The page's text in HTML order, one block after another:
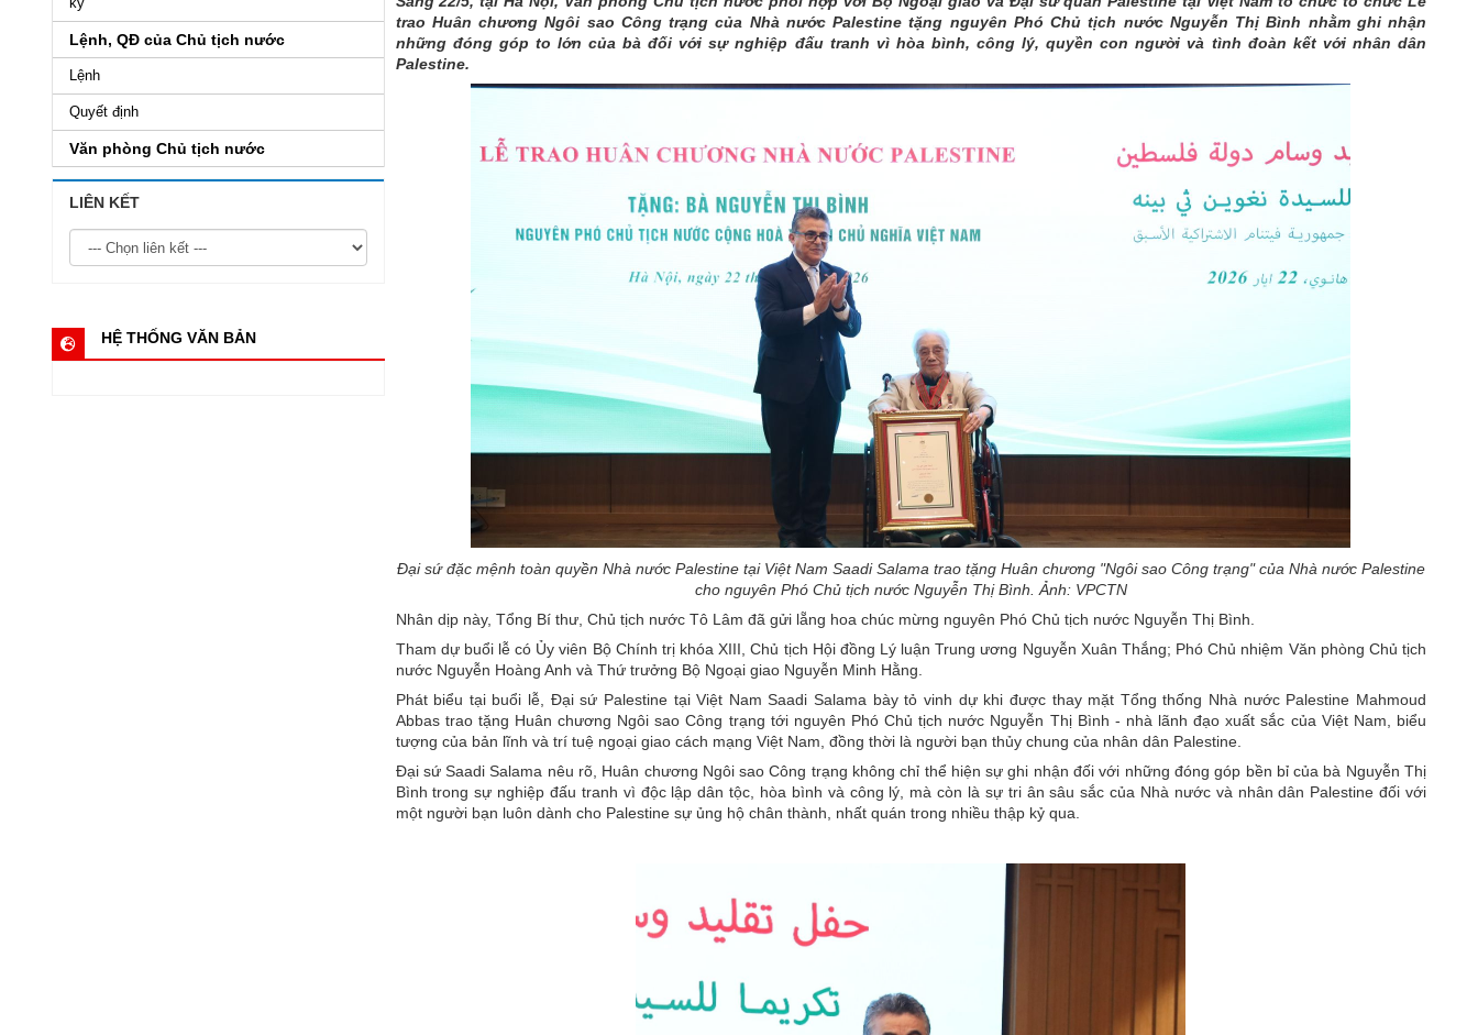
trao Huân chương Ngôi sao Công trạng của Nhà nước Palestine tặng nguyên Phó Chủ tịch nước Nguyễn Thị Bình nhằm ghi nhận
những đóng góp to lớn của bà đối với sự nghiệp đấu tranh vì hòa bình, công lý, quyền con người và tình đoàn kết với nhân dân
Palestine.
Đại sứ đặc mệnh toàn quyền Nhà nước Palestine tại Việt Nam Saadi Salama trao tặng Huân chương "Ngôi sao Công trạng" của Nhà nước Palestine
cho nguyên Phó Chủ tịch nước Nguyễn Thị Bình. Ảnh: VPCTN
Nhân dịp này, Tổng Bí thư, Chủ tịch nước Tô Lâm đã gửi lẵng hoa chúc mừng nguyên Phó Chủ tịch nước Nguyễn Thị Bình.
Tham dự buổi lễ có Ủy viên Bộ Chính trị khóa XIII, Chủ tịch Hội đồng Lý luận Trung ương Nguyễn Xuân Thắng; Phó Chủ nhiệm Văn phòng Chủ tịch
nước Nguyễn Hoàng Anh và Thứ trưởng Bộ Ngoại giao Nguyễn Minh Hằng.
Phát biểu tại buổi lễ, Đại sứ Palestine tại Việt Nam Saadi Salama bày tỏ vinh dự khi được thay mặt Tổng thống Nhà nước Palestine Mahmoud
Abbas trao tặng Huân chương Ngôi sao Công trạng tới nguyên Phó Chủ tịch nước Nguyễn Thị Bình - nhà lãnh đạo xuất sắc của Việt Nam, biểu
tượng của bản lĩnh và trí tuệ ngoại giao cách mạng Việt Nam, đồng thời là người bạn thủy chung của nhân dân Palestine.
Đại sứ Saadi Salama nêu rõ, Huân chương Ngôi sao Công trạng không chỉ thể hiện sự ghi nhận đối với những đóng góp bền bỉ của bà Nguyễn Thị
Bình trong sự nghiệp đấu tranh vì độc lập dân tộc, hòa bình và công lý, mà còn là sự tri ân sâu sắc của Nhà nước và nhân dân Palestine đối với
một người bạn luôn dành cho Palestine sự ủng hộ chân thành, nhất quán trong nhiều thập kỷ qua.
Lệnh, QĐ của Chủ tịch nước
Lệnh
Quyết định
Văn phòng Chủ tịch nước
LIÊN KẾT
HỆ THỐNG VĂN BẢN